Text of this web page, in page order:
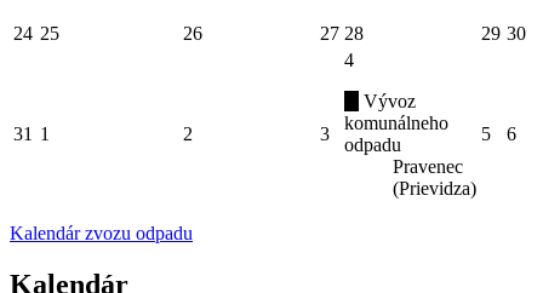
24 25 26 27 28 29 30
31 1 2 3
4
Vývoz
komunálneho
odpadu
Pravenec
(Prievidza)
5 6
Kalendár zvozu odpadu
Kalendár